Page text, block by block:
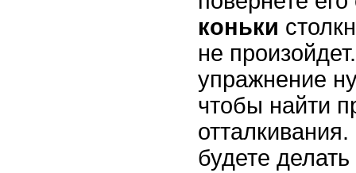
коньки
не
упражнение
чтобы найти
будете